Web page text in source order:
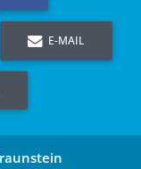
E-MAIL